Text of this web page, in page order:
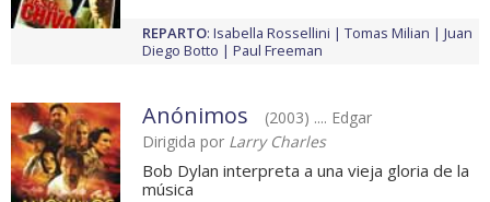
REPARTO: Isabella Rossellini Tomas Milian
Juan
Diego Botto
Paul Freeman
Anónimos
(2003) .... Edgar
Dirigida por Larry Charles
Bob Dylan interpreta a una vieja gloria de la
música